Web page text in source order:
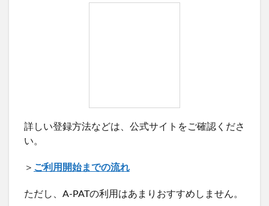
詳しい登録方法などは、公式サイトをご確認くださ
い。
＞ ご利用開始までの流れ
ただし、A-PATの利用はあまりおすすめしません。